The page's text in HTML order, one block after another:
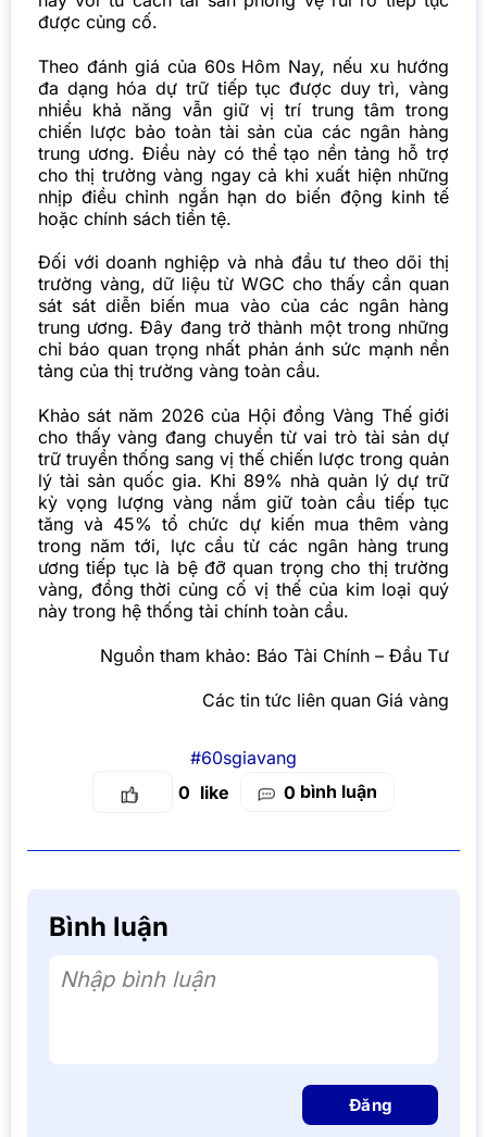
được củng cố.
Theo đánh giá của 60s Hôm Nay, nếu xu hướng
đa dạng hóa dự trữ tiếp tục được duy trì, vàng
nhiều khả năng vẫn giữ vị trí trung tâm trong
chiến lược bảo toàn tài sản của các ngân hàng
trung ương. Điều này có thể tạo nền tảng hỗ trợ
cho thị trường vàng ngay cả khi xuất hiện những
nhịp điều chỉnh ngắn hạn do biến động kinh tế
hoặc chính sách tiền tệ.
Đối với doanh nghiệp và nhà đầu tư theo dõi thị
trường vàng, dữ liệu từ WGC cho thấy cần quan
sát sát diễn biến mua vào của các ngân hàng
trung ương. Đây đang trở thành một trong những
chỉ báo quan trọng nhất phản ánh sức mạnh nền
tảng của thị trường vàng toàn cầu.
Khảo sát năm 2026 của Hội đồng Vàng Thế giới
cho thấy vàng đang chuyển từ vai trò tài sản dự
trữ truyền thống sang vị thế chiến lược trong quản
lý tài sản quốc gia. Khi 89% nhà quản lý dự trữ
kỳ vọng lượng vàng nắm giữ toàn cầu tiếp tục
tăng và 45% tổ chức dự kiến mua thêm vàng
trong năm tới, lực cầu từ các ngân hàng trung
ương tiếp tục là bệ đỡ quan trọng cho thị trường
vàng, đồng thời củng cố vị thế của kim loại quý
này trong hệ thống tài chính toàn cầu.
Nguồn tham khảo: Báo Tài Chính – Đầu Tư
Các tin tức liên quan Giá vàng
#60sgiavang
0
0 bình luận
Bình luận
Nhập bình luận
Đăng